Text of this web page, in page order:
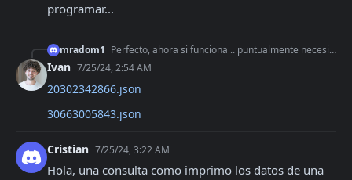
programar...
mradom1 Perfecto, ahora si funciona .. puntualmente necesito poder tener la estructura del json para una persona fisica y una juridica para poder empezar a programar...
Ivan 7/25/24, 2:54 AM
20302342866.json
30663005843.json
Cristian 7/25/24, 3:22 AM
Hola, una consulta como imprimo los datos de una